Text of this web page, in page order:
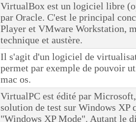
VirtualBox est un logiciel libre
par Oracle. C'est le principal
Player et VMware Workstation,
technique et austère.
Il s'agit d'un logiciel de
permet par exemple de pouvoir
mac os.
VirtualPC est édité par
solution de test sur Windows XP
"Windows XP Mode". Autant le